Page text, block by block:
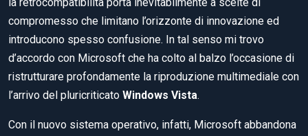
compromesso che limitano l’orizzonte di innovazione ed
introducono spesso confusione. In tal senso mi trovo
d’accordo con Microsoft che ha colto al balzo l’occasione di
ristrutturare profondamente la riproduzione multimediale con
l’arrivo del pluricriticato Windows Vista.
Con il nuovo sistema operativo, infatti, Microsoft abbandona